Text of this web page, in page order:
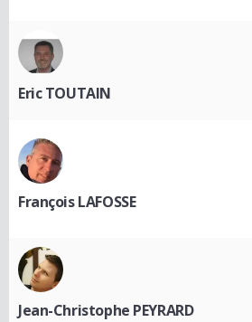
Eric TOUTAIN
François LAFOSSE
Jean-Christophe PEYRARD